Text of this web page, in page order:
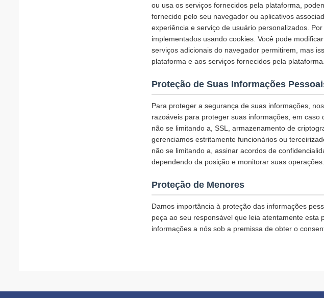
ou usa os serviços fornecidos pela plataforma,
fornecido pelo seu navegador ou aplicativos
experiência e serviço de usuário personalizados.
implementados usando cookies. Você pode
serviços adicionais do navegador permitirem, mas
plataforma e aos serviços fornecidos pela plataforma.
Proteção de Suas Informações
Para proteger a segurança de suas informações,
razoáveis para proteger suas informações, em
não se limitando a, SSL, armazenamento de
gerenciamos estritamente funcionários ou
não se limitando a, assinar acordos de
dependendo da posição e monitorar suas operações.
Proteção de Menores
Damos importância à proteção das informações
peça ao seu responsável que leia atentamente
informações a nós sob a premissa de obter o